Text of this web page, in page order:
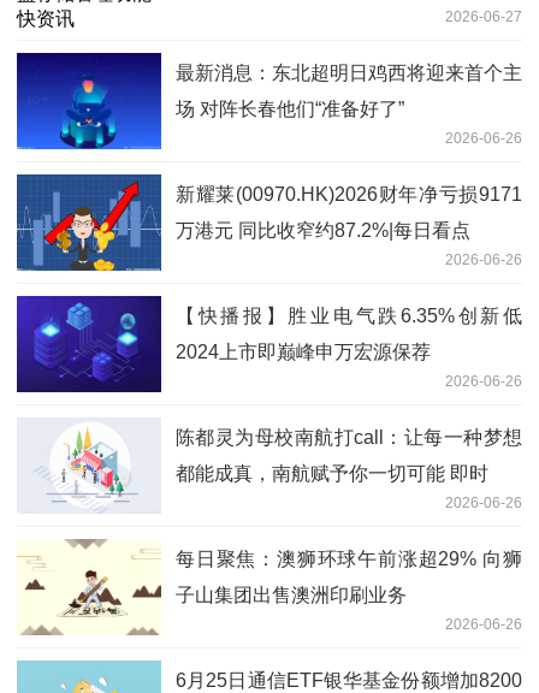
2026-06-27
最新消息：东北超明日鸡西将迎来首个主
场 对阵长春他们“准备好了”
2026-06-26
新耀莱(00970.HK)2026财年净亏损9171
万港元 同比收窄约87.2%|每日看点
2026-06-26
【快播报】胜业电气跌6.35%创新低
2024上市即巅峰申万宏源保荐
2026-06-26
陈都灵为母校南航打call：让每一种梦想
都能成真，南航赋予你一切可能 即时
2026-06-26
每日聚焦：澳狮环球午前涨超29% 向狮
子山集团出售澳洲印刷业务
2026-06-26
6月25日通信ETF银华基金份额增加8200